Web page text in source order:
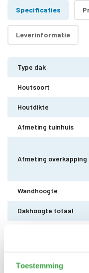
Toestemming
Specificaties
Leverinformatie
Type dak
Houtsoort
Houtdikte
Afmeting tuinhuis
Afmeting overkapping
Wandhoogte
Dakhoogte totaal